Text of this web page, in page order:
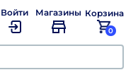
Войти Магазины Корзина
0